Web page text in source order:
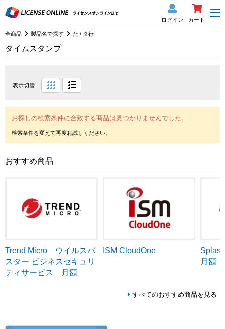
ログイン カート
全商品 製品名で探す た / タ行
タイムスタンプ
表示切替
お探しの検索条件に合致する商品は見つかりませんでした。
おすすめ商品
Trend Micro ウイルスバ
スター ビジネスセキュリ
ティサービス 月額
ISM CloudOne
月額
すべてのおすすめ商品を見る